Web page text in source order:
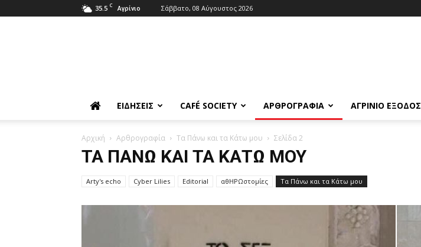
35.5 C Αγρίνιο Σάββατο, 08 Αύγουστος 2026
ΕΙΔΉΣΕΙΣ CAFÉ SOCIETY ΑΡΘΡΟΓΡΑΦΊΑ ΑΓΡΊΝΙΟ ΈΞΟΔΟΣ
Αρχική Αρθρογραφία Τα Πάνω και τα Κάτω μου Σελίδα 2
ΤΑ ΠΆΝΩ ΚΑΙ ΤΑ ΚΆΤΩ ΜΟΥ
Arty's echo Cyber Lilies Editorial αθΗΡΩστομίες Τα Πάνω και τα Κάτω μου